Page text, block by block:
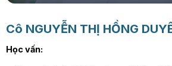
Cô NGUYỄN THỊ HỒNG
Học vấn: